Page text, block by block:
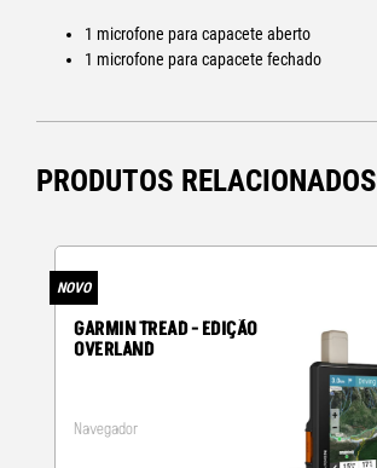
1 microfone para capacete aberto
1 microfone para capacete fechado
PRODUTOS RELACIONADOS
NOVO
GARMIN TREAD - EDIÇÃO
OVERLAND
Navegador